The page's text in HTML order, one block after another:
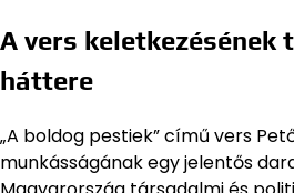
A vers keletkezésének
háttere
„A boldog pestiek” című vers
munkásságának egy jelentős